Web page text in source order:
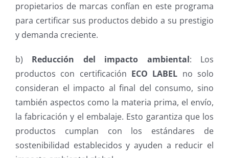
propietarios de marcas confían en este programa
para certificar sus productos debido a su prestigio
y demanda creciente.
b) Reducción del impacto ambiental: Los
productos con certificación ECO LABEL no solo
consideran el impacto al final del consumo, sino
también aspectos como la materia prima, el envío,
la fabricación y el embalaje. Esto garantiza que los
productos cumplan con los estándares de
sostenibilidad establecidos y ayuden a reducir el